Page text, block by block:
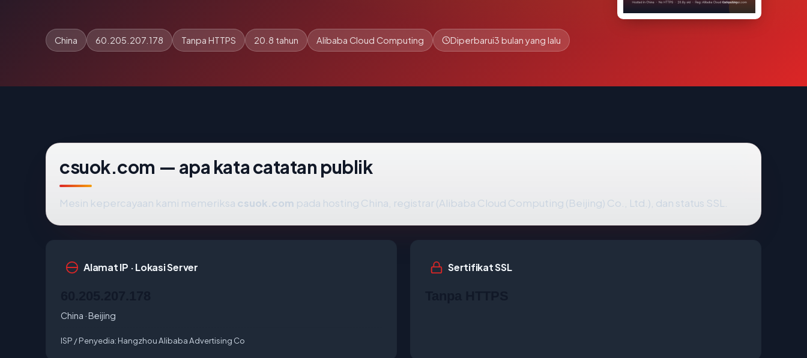
China 60.205.207.178 Tanpa HTTPS 20.8 tahun Alibaba Cloud Computing Diperbarui3 bulan yang lalu
csuok.com — apa kata catatan publik
Mesin kepercayaan kami memeriksa csuok.com pada hosting China, registrar (Alibaba Cloud Computing (Beijing) Co., Ltd.), dan status SSL.
Alamat IP · Lokasi Server
China · Beijing
ISP / Penyedia: Hangzhou Alibaba Advertising Co
Sertifikat SSL